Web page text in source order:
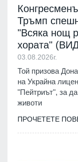
Тръмп
"Всяка нощ
хората"
03.08.2026г.
Той призова
на Украйна
"Пейтриът", за
животи
ПРОЧЕТЕТЕ